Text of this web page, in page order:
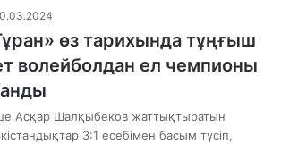
өз тарихында тұңғыш
волейболдан ел чемпионы
Асқар Шалқыбеков жаттықтыратын
3:1 есебімен басым түсіп,